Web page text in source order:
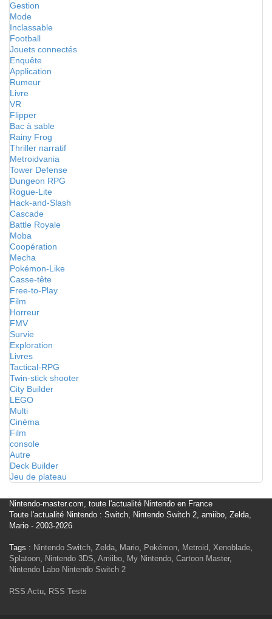
Gestion
Mode
Inclassable
Football
Jouets connectés
Enquête
Application
Rumeur
Livre
VR
Flipper
Bac à sable
Rainy Frog
Thriller narratif
Metroidvania
Tower Defense
Dungeon RPG
Rogue-Lite
Hack-and-Slash
Cascade
Battle Royale
Moba
Coopération
Mecha
Pokémon-Like
Casse-tête
Free-to-Play
Film
Horreur
FMV
Survie
Exploration
Livres
Tactical-RPG
Twin-stick shooter
City Builder
LEGO
Multi
Cinéma
Film
console
Autre
Deck Builder
Jeu de plateau
Nintendo-master.com, toute l'actualité Nintendo en France
Toute l'actualité Nintendo : Switch, Nintendo Switch 2, amiibo, Zelda,
Mario - 2003-2026
Tags : Nintendo Switch, Zelda, Mario, Pokémon, Metroid, Xenoblade,
Splatoon, Nintendo 3DS, Amiibo, My Nintendo, Cartoon Master,
Nintendo Labo Nintendo Switch 2
RSS Actu, RSS Tests